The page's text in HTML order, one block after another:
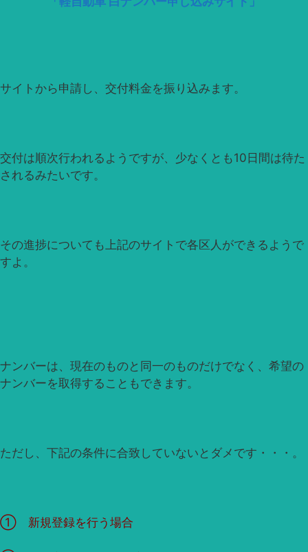
サイトから申請し、交付料金を振り込みます。
交付は順次行われるようですが、少なくとも10日間は待た
されるみたいです。
その進捗についても上記のサイトで各区人ができるようで
すよ。
ナンバーは、現在のものと同一のものだけでなく、希望の
ナンバーを取得することもできます。
ただし、下記の条件に合致していないとダメです・・・。
① 新規登録を行う場合